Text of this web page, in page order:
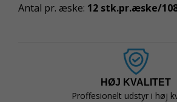
Antal pr. æske: 12 stk.pr.æske/
HØJ KVALITET
Proffesionelt udstyr i høj